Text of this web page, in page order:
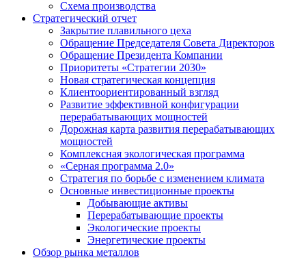
Схема производства
Стратегический отчет
Закрытие плавильного цеха
Обращение Председателя Совета Директоров
Обращение Президента Компании
Приоритеты «Стратегии 2030»
Новая стратегическая концепция
Клиентоориентированный взгляд
Развитие эффективной конфигурации
перерабатывающих мощностей
Дорожная карта развития перерабатывающих
мощностей
Комплексная экологическая программа
«Серная программа 2.0»
Стратегия по борьбе с изменением климата
Основные инвестиционные проекты
Добывающие активы
Перерабатывающие проекты
Экологические проекты
Энергетические проекты
Обзор рынка металлов